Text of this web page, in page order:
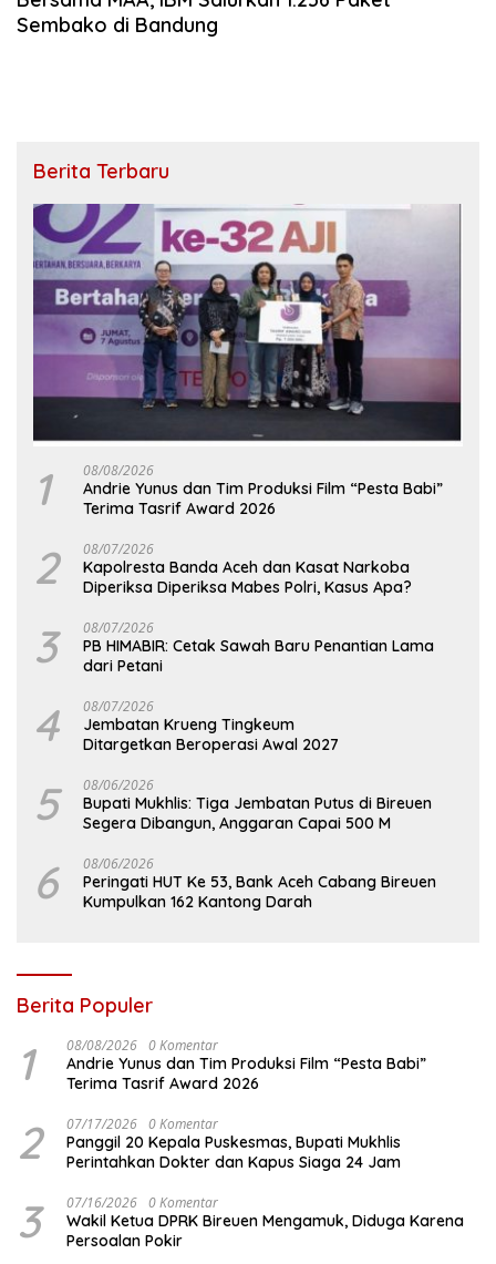
Sembako di Bandung
Berita Terbaru
1 08/08/2026
Andrie Yunus dan Tim Produksi Film “Pesta Babi”
Terima Tasrif Award 2026
2 08/07/2026
Kapolresta Banda Aceh dan Kasat Narkoba
Diperiksa Diperiksa Mabes Polri, Kasus Apa?
3 08/07/2026
PB HIMABIR: Cetak Sawah Baru Penantian Lama
dari Petani
4 08/07/2026
Jembatan Krueng Tingkeum
Ditargetkan Beroperasi Awal 2027
5 08/06/2026
Bupati Mukhlis: Tiga Jembatan Putus di Bireuen
Segera Dibangun, Anggaran Capai 500 M
6 08/06/2026
Peringati HUT Ke 53, Bank Aceh Cabang Bireuen
Kumpulkan 162 Kantong Darah
Berita Populer
1 08/08/2026 0 Komentar
Andrie Yunus dan Tim Produksi Film “Pesta Babi”
Terima Tasrif Award 2026
2 07/17/2026 0 Komentar
Panggil 20 Kepala Puskesmas, Bupati Mukhlis
Perintahkan Dokter dan Kapus Siaga 24 Jam
3 07/16/2026 0 Komentar
Wakil Ketua DPRK Bireuen Mengamuk, Diduga Karena
Persoalan Pokir